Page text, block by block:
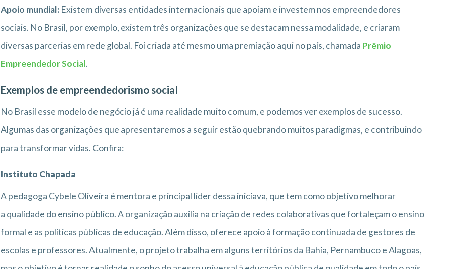
Apoio mundial:Existem diversas entidades internacionais que apoiam e investem nos empreendedores
sociais. No Brasil, por exemplo, existem três organizações que se destacam nessa modalidade, e criaram
diversas parcerias em rede global. Foi criada até mesmo uma premiação aqui no país, chamada Prêmio
Empreendedor Social.
Exemplos de empreendedorismo social
No Brasil esse modelo de negócio já é uma realidade muito comum, e podemos ver exemplos de sucesso.
Algumas das organizações que apresentaremos a seguir estão quebrando muitos paradigmas, e contribuindo
para transformar vidas. Confira:
Instituto Chapada
A pedagoga Cybele Oliveira é mentora e principal líder dessa iniciava, que tem como objetivo melhorar
a qualidade do ensino público. A organização auxilia na criação de redes colaborativas que fortaleçam o ensino
formal e as políticas públicas de educação. Além disso, oferece apoio à formação continuada de gestores de
escolas e professores. Atualmente, o projeto trabalha em alguns territórios da Bahia, Pernambuco e Alagoas,